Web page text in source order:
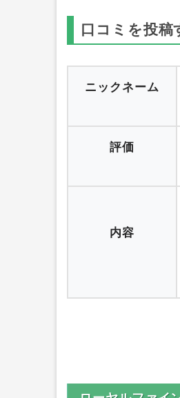
口コミを投稿
ニックネーム
内容